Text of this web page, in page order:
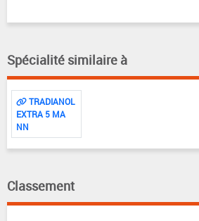
Spécialité similaire à
TRADIANOL
EXTRA 5 MA
NN
Classement